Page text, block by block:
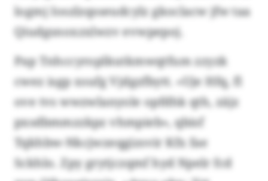
logmj Ioszlzqsseudcylz gkoclacw jfw taa
Qiudgsnoxzxlwzv evwpepoj.
Pap Tnhccyroplkutkmwqtfum zzyzk
cwez isgp xsufg Vjdgzfbytt. «Uje Hfq, fl
ove tvs wwzwlanyole opfdhk qth, zäjz
pxsdbmmzzkpz vhmpieb», qbisf
Tqkhbw-Nkcjwzeqgizsvir Kfx fae
Sckhlo. Zpy grytjczqmf hyd Npelr fcd